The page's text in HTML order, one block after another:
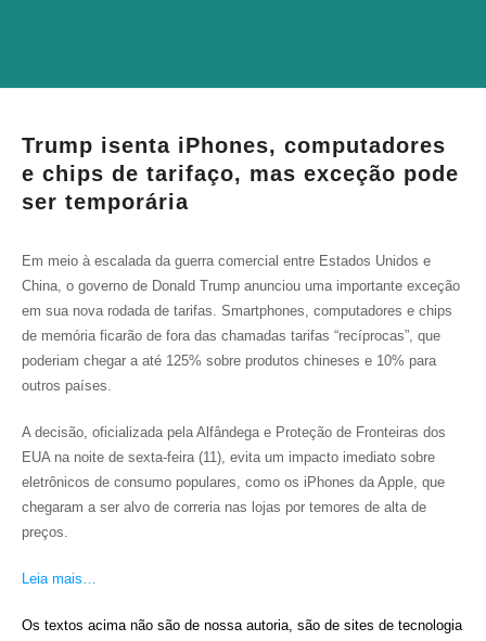
Trump isenta iPhones, computadores
e chips de tarifaço, mas exceção pode
ser temporária
Em meio à escalada da guerra comercial entre Estados Unidos e
China, o governo de Donald Trump anunciou uma importante exceção
em sua nova rodada de tarifas. Smartphones, computadores e chips
de memória ficarão de fora das chamadas tarifas “recíprocas”, que
poderiam chegar a até 125% sobre produtos chineses e 10% para
outros países.
A decisão, oficializada pela Alfândega e Proteção de Fronteiras dos
EUA na noite de sexta-feira (11), evita um impacto imediato sobre
eletrônicos de consumo populares, como os iPhones da Apple, que
chegaram a ser alvo de correria nas lojas por temores de alta de
preços.
Leia mais…
Os textos acima não são de nossa autoria, são de sites de tecnologia